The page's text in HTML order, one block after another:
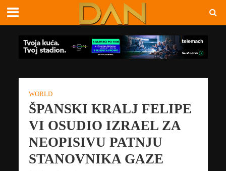
WORLD
ŠPANSKI KRALJ FELIPE
VI OSUDIO IZRAEL ZA
NEOPISIVU PATNJU
STANOVNIKA GAZE